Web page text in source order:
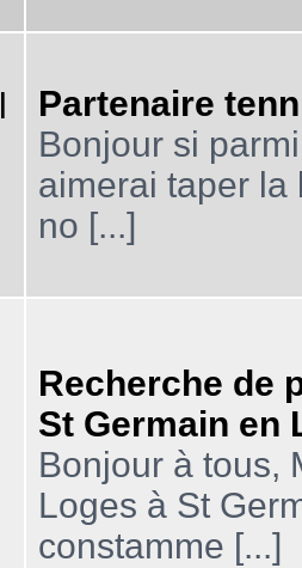
Partenaire
Bonjour si
aimerai taper la
no [...]
Recherche de
St Germain en
Bonjour à tous,
Loges à St
constamme [...]